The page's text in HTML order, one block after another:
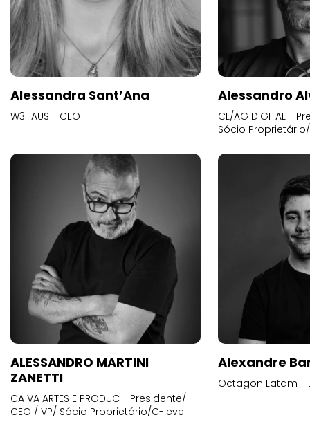
Alessandra Sant’Ana
W3HAUS - CEO
Alessandro
CL/AG DIGITAL -
Sócio
ALESSANDRO MARTINI
ZANETTI
CA VA ARTES E PRODUC - Presidente/
CEO / VP/ Sócio Proprietário/C-level
Alexandre
Octagon Latam -